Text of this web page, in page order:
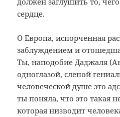
сердце.
О Европа, испорченная
заблуждением и
Ты, наподобие Даджаля
одноглазой, слепой
человеческой душе это
ты поняла, что это такая
которая низводит